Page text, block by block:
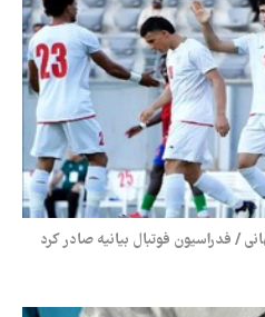
/ فدراسیون فوتبال بیانیه صادر کرد